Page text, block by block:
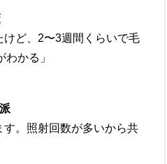
ど、2〜3週間くらいで毛
かる」
。照射回数が多いから共